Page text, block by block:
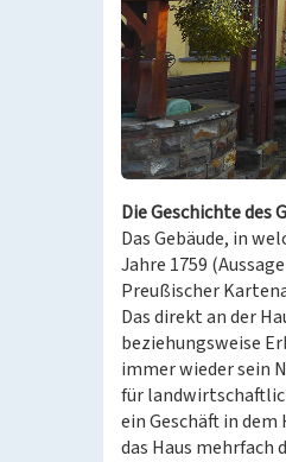
Die Geschichte des
Das Gebäude, in
Jahre 1759
Preußischer
Das direkt an der
beziehungsweise
immer wieder sein
für
ein Geschäft in
das Haus mehrfach